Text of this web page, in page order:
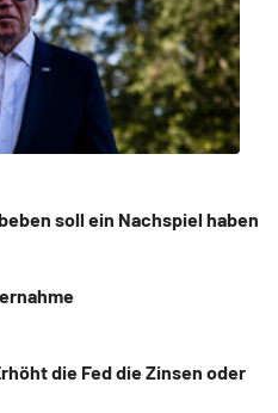
soll ein Nachspiel haben
die Fed die Zinsen oder